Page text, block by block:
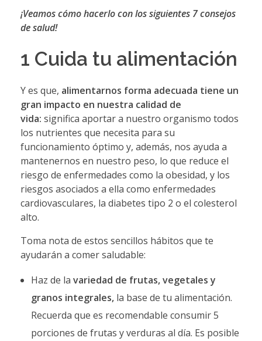
¡Veamos cómo hacerlo con los siguientes 7 consejos
de salud!
1 Cuida tu alimentación
Y es que, alimentarnos forma adecuada tiene un
gran impacto en nuestra calidad de
vida: significa aportar a nuestro organismo todos
los nutrientes que necesita para su
funcionamiento óptimo y, además, nos ayuda a
mantenernos en nuestro peso, lo que reduce el
riesgo de enfermedades como la obesidad, y los
riesgos asociados a ella como enfermedades
cardiovasculares, la diabetes tipo 2 o el colesterol
alto.
Toma nota de estos sencillos hábitos que te
ayudarán a comer saludable:
Haz de la variedad de frutas, vegetales y
granos integrales, la base de tu alimentación.
Recuerda que es recomendable consumir 5
porciones de frutas y verduras al día. Es posible